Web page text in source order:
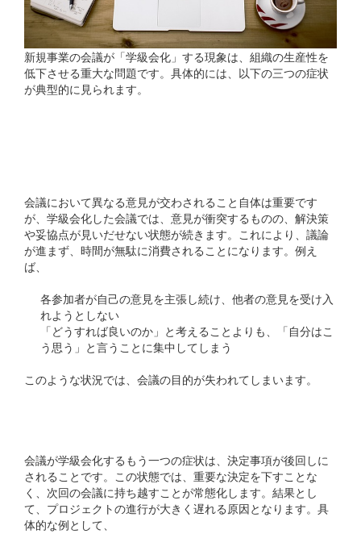
新規事業の会議が「学級会化」する現象は、組織の生産性を
低下させる重大な問題です。具体的には、以下の三つの症状
が典型的に見られます。
会議において異なる意見が交わされること自体は重要です
が、学級会化した会議では、意見が衝突するものの、解決策
や妥協点が見いだせない状態が続きます。これにより、議論
が進まず、時間が無駄に消費されることになります。例え
ば、
各参加者が自己の意見を主張し続け、他者の意見を受け入
れようとしない
「どうすれば良いのか」と考えることよりも、「自分はこ
う思う」と言うことに集中してしまう
このような状況では、会議の目的が失われてしまいます。
会議が学級会化するもう一つの症状は、決定事項が後回しに
されることです。この状態では、重要な決定を下すことな
く、次回の会議に持ち越すことが常態化します。結果とし
て、プロジェクトの進行が大きく遅れる原因となります。具
体的な例として、